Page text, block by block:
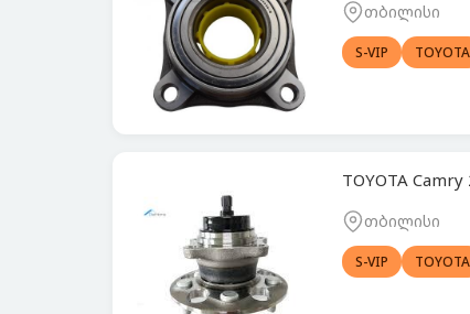
თბილისი
S-VIP TOYOTA
TOYOTA
თბილისი
S-VIP TOYOTA